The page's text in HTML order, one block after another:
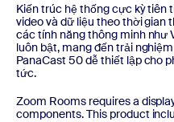
Kiến trúc hệ thống cực kỳ tiên
video và dữ liệu theo thời gian
các tính năng thông minh như
luôn bật, mang đến trải
PanaCast 50 dễ thiết lập cho
tức.
Zoom Rooms requires a
components. This product